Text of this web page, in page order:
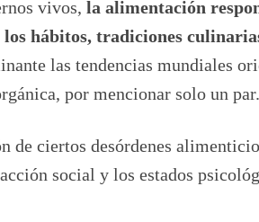
vivos, la alimentación
hábitos, tradiciones
las tendencias mundiales
por mencionar solo un par.
de ciertos desórdenes
social y los estados